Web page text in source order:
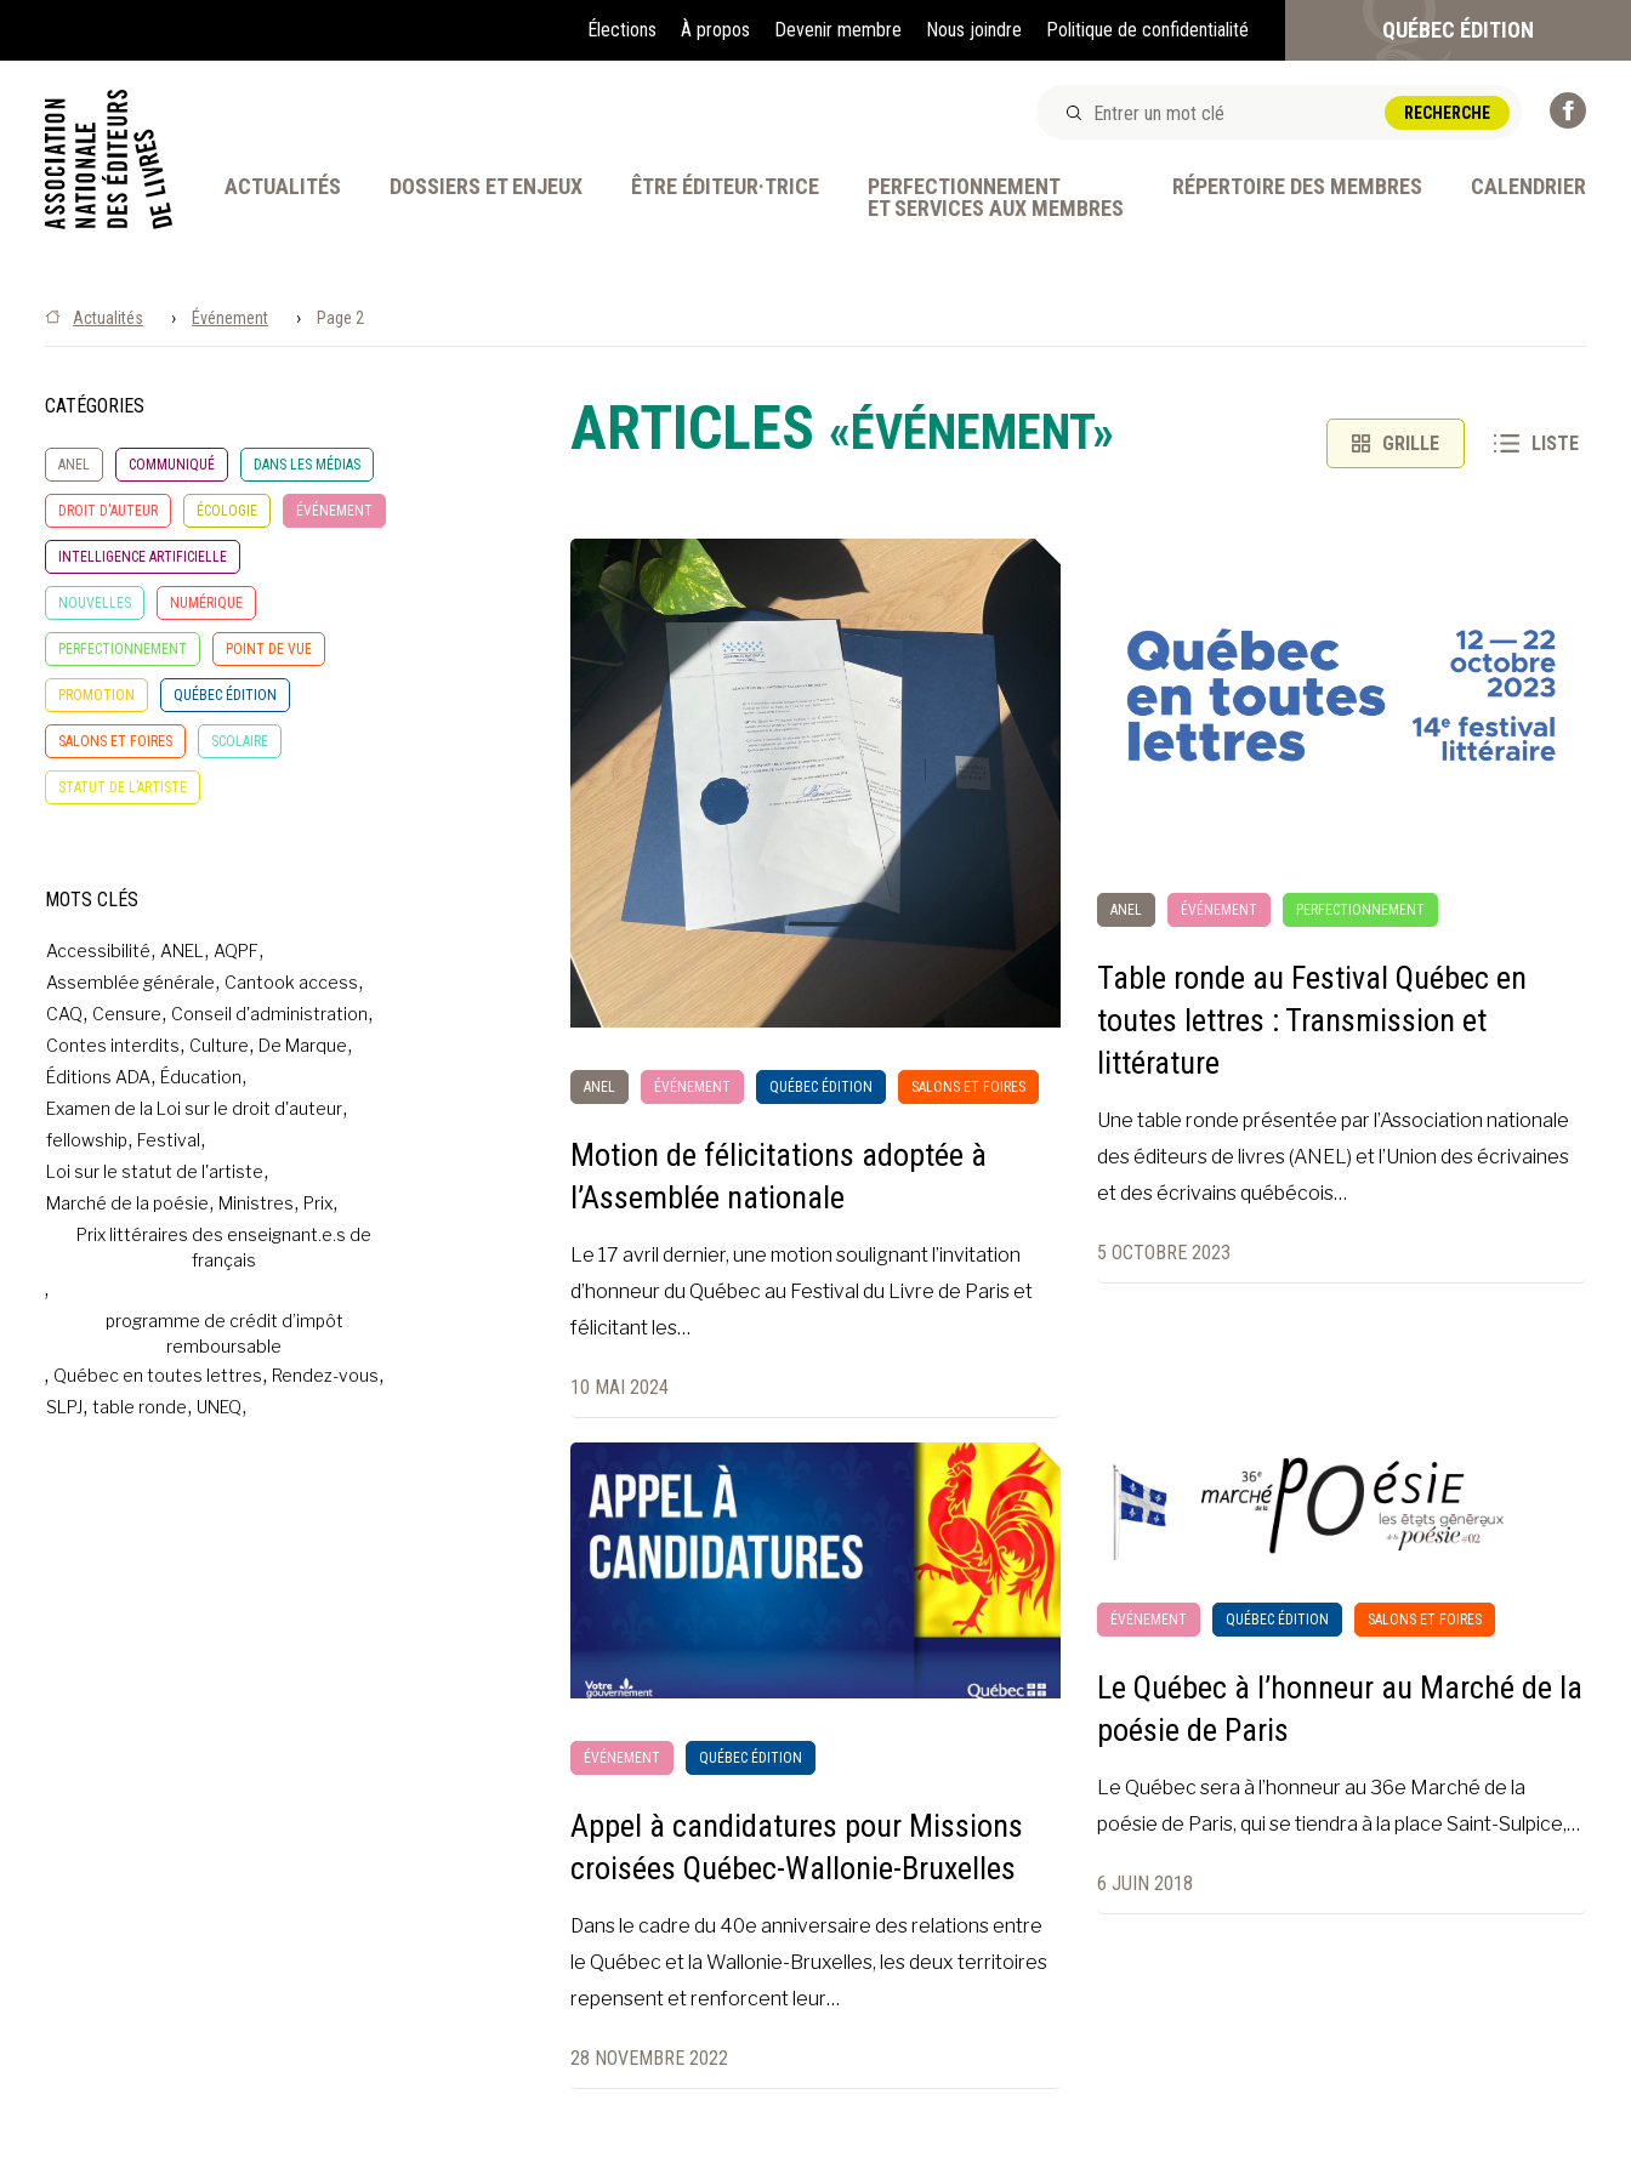
Élections À propos Devenir membre Nous joindre Politique de confidentialité QUÉBEC ÉDITION
ACTUALITÉS DOSSIERS ET ENJEUX ÊTRE ÉDITEUR·TRICE
PERFECTIONNEMENT
ET SERVICES AUX MEMBRES
À LA POINTE DE LA PROFESSION
RÉPERTOIRE DES MEMBRES CALENDRIER
Actualités › Événement › Page 2
ARTICLES «ÉVÉNEMENT» GRILLE LISTE
ANEL ÉVÉNEMENT QUÉBEC ÉDITION SALONS ET FOIRES
Motion de félicitations adoptée à
l’Assemblée nationale
Le 17 avril dernier, une motion soulignant l’invitation
d’honneur du Québec au Festival du Livre de Paris et
félicitant les…
10 MAI 2024
ANEL ÉVÉNEMENT PERFECTIONNEMENT
Table ronde au Festival Québec en
toutes lettres : Transmission et
littérature
Une table ronde présentée par l’Association nationale
des éditeurs de livres (ANEL) et l’Union des écrivaines
et des écrivains québécois…
5 OCTOBRE 2023
ÉVÉNEMENT QUÉBEC ÉDITION
Appel à candidatures pour Missions
croisées Québec-Wallonie-Bruxelles
Dans le cadre du 40e anniversaire des relations entre
le Québec et la Wallonie-Bruxelles, les deux territoires
repensent et renforcent leur…
28 NOVEMBRE 2022
ÉVÉNEMENT QUÉBEC ÉDITION SALONS ET FOIRES
Le Québec à l’honneur au Marché de la
poésie de Paris
Le Québec sera à l’honneur au 36e Marché de la
poésie de Paris, qui se tiendra à la place Saint-Sulpice,…
6 JUIN 2018
CATÉGORIES
ANEL COMMUNIQUÉ DANS LES MÉDIAS
DROIT D'AUTEUR ÉCOLOGIE ÉVÉNEMENT
INTELLIGENCE ARTIFICIELLE
NOUVELLES NUMÉRIQUE
PERFECTIONNEMENT POINT DE VUE
PROMOTION QUÉBEC ÉDITION
SALONS ET FOIRES SCOLAIRE
STATUT DE L’ARTISTE
MOTS CLÉS
Accessibilité, ANEL , AQPF,
Assemblée générale, Cantook access,
CAQ, Censure, Conseil d'administration,
Contes interdits, Culture, De Marque,
Éditions ADA, Éducation,
Examen de la Loi sur le droit d'auteur,
fellowship, Festival,
Loi sur le statut de l'artiste,
Marché de la poésie, Ministres, Prix,
Prix littéraires des enseignant.e.s de
français
,
programme de crédit d’impôt
remboursable
, Québec en toutes lettres, Rendez-vous,
SLPJ, table ronde, UNEQ,